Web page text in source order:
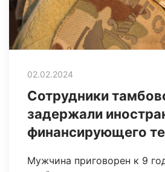
02.02.2024
Сотрудники
задержали
финансирующего
Мужчина приговорен к 9